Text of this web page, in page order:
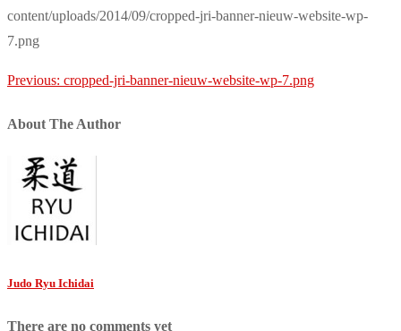
content/uploads/2014/09/cropped-jri-banner-nieuw-website-wp-
7.png
Post
Previous: cropped-jri-banner-nieuw-website-wp-7.png
About The Author
Judo Ryu Ichidai
There are no comments yet